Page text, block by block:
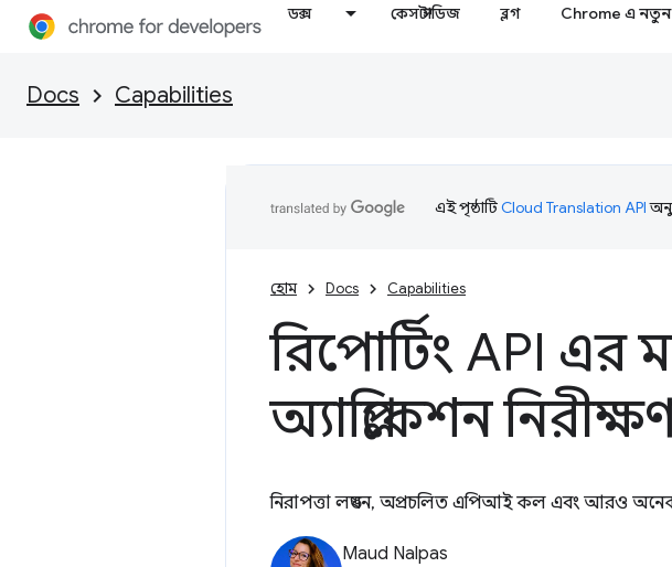
ডক্স কেস স্টাডিজ ব্লগ Chrome এ নতুন
Docs Capabilities
এই পৃষ্ঠাটিCloud Translation API
হোম Docs Capabilities
রিপোর্টিং API
অ্যাপ্লিকেশন
নিরাপত্তা লঙ্ঘন, অপ্রচলিত এপিআই কল এবং আরও
Maud Nalpas